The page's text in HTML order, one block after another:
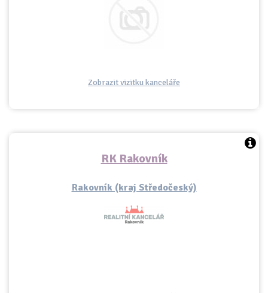
Zobrazit vizitku kanceláře
RK Rakovník
Rakovník (kraj Středočeský)